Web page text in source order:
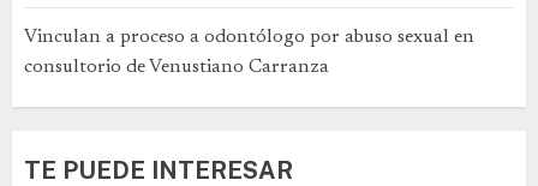
Vinculan a proceso a odontólogo por abuso sexual en
consultorio de Venustiano Carranza
TE PUEDE INTERESAR